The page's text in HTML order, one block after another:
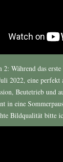
2: Während das
2022, eine
Beutetrieb und
in eine
Bildqualität bitte